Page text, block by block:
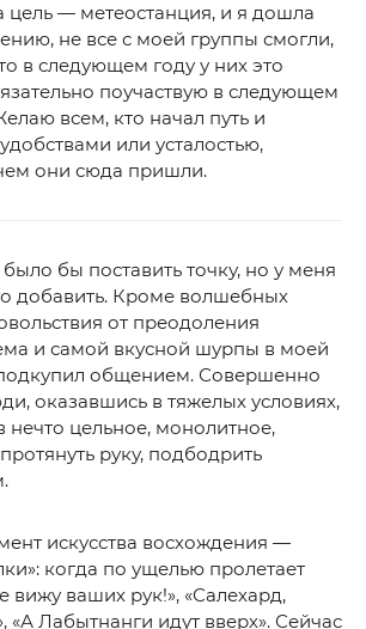
цель — метеостанция, и я дошла
не все с моей группы смогли,
в следующем году у них это
поучаствую в следующем
всем, кто начал путь и
или усталостью,
они сюда пришли.
бы поставить точку, но у меня
добавить. Кроме волшебных
от преодоления
и самой вкусной шурпы в моей
общением. Совершенно
оказавшись в тяжелых условиях,
нечто цельное, монолитное,
руку, подбодрить
искусства восхождения —
когда по ущелью пролетает
вижу ваших рук!», «Салехард,
«А Лабытнанги идут вверх». Сейчас